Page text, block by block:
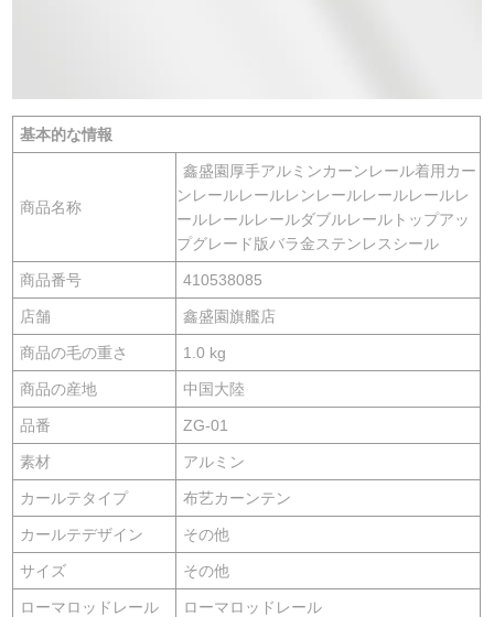
基本的な情報
商品名称
鑫盛園厚手アルミンカーンレール着用カー
ンレールレールレンレールレールレールレ
ールレールレールダブルレールトップアッ
プグレード版バラ金ステンレスシール
商品番号 410538085
店舗 鑫盛園旗艦店
商品の毛の重さ 1.0 kg
商品の産地 中国大陸
品番 ZG-01
素材 アルミン
カールテタイプ 布艺カーンテン
カールテデザイン その他
サイズ その他
ローマロッドレール ローマロッドレール